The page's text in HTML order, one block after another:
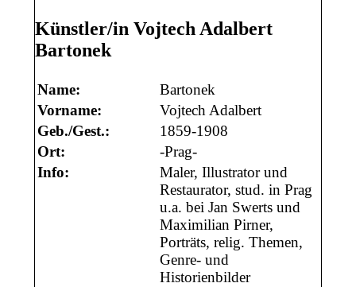
Künstler/in Vojtech Adalbert
Bartonek
Name:
Bartonek
Vorname:
Vojtech Adalbert
Geb./Gest.:
1859-1908
Ort:
-Prag-
Info:
Maler, Illustrator und
Restaurator, stud. in Prag
u.a. bei Jan Swerts und
Maximilian Pirner,
Porträts, relig. Themen,
Genre- und
Historienbilder